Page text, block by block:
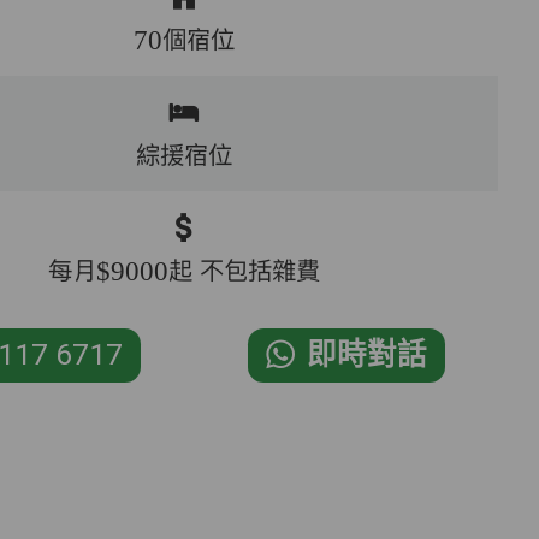
70個宿位
綜援宿位
每月$9000起 不包括雜費
6717 即時對話